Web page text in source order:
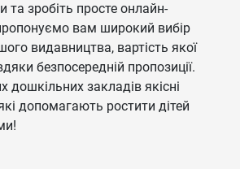
та зробіть просте онлайн-
вам широкий вибір
видавництва, вартість якої
безпосередній пропозиції.
дошкільних закладів якісні
допомагають ростити дітей